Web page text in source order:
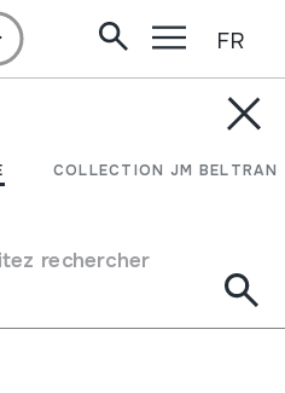
COLLECTION JM BELTRAN
rechercher
FR
revista